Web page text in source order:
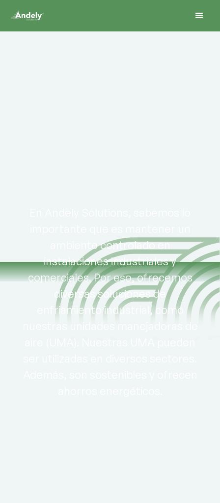
ambiente controlado en
instalaciones industriales y
comerciales. Por eso, ofrecemos
diversas soluciones de
enfriamiento industrial, como